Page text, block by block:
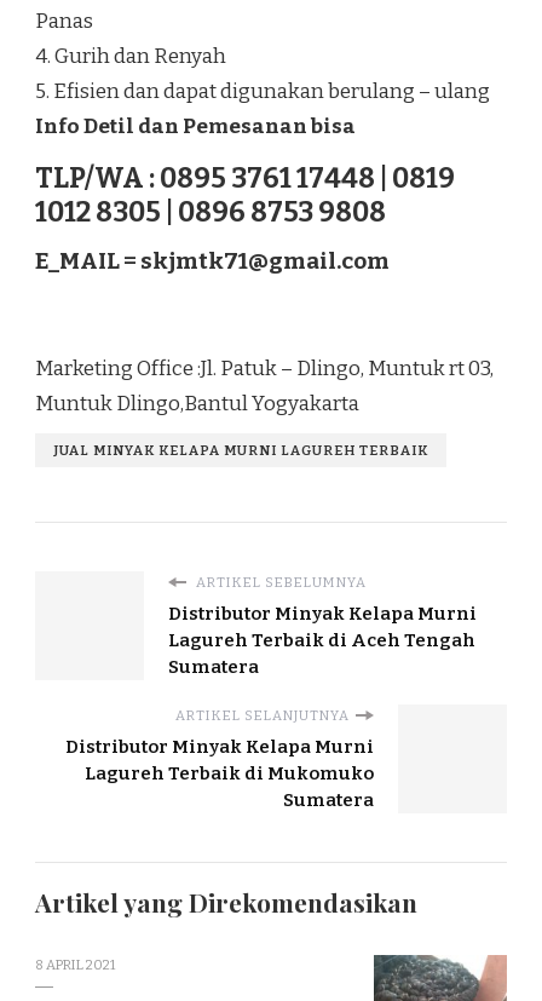
Panas
4. Gurih dan Renyah
5. Efisien dan dapat digunakan berulang – ulang
Info Detil dan Pemesanan bisa
TLP/WA : 0895 3761 17448 | 0819
1012 8305 | 0896 8753 9808
E_MAIL = skjmtk71@gmail.com
Marketing Office :Jl. Patuk – Dlingo, Muntuk rt 03,
Muntuk Dlingo,Bantul Yogyakarta
JUAL MINYAK KELAPA MURNI LAGUREH TERBAIK
ARTIKEL SEBELUMNYA
Distributor Minyak Kelapa Murni
Lagureh Terbaik di Aceh Tengah
Sumatera
ARTIKEL SELANJUTNYA
Distributor Minyak Kelapa Murni
Lagureh Terbaik di Mukomuko
Sumatera
Artikel yang Direkomendasikan
8 APRIL 2021